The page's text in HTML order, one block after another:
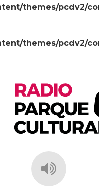
themes/pcdv2/
themes/pcdv2/